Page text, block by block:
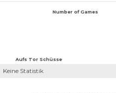
Number of Games
Aufs Tor Schüsse
Keine Statistik